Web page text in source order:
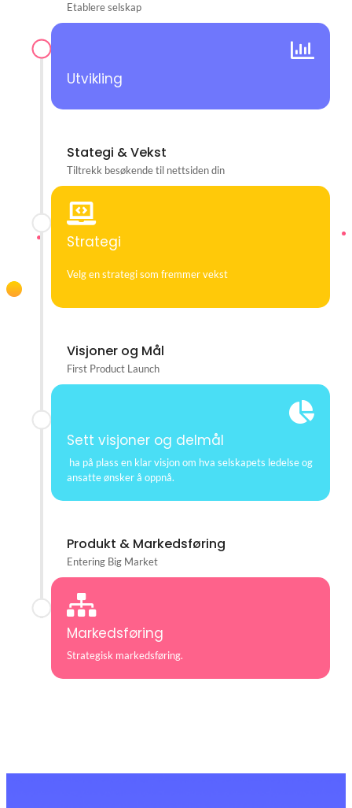
Etablere selskap
Utvikling
Stategi & Vekst
Tiltrekk besøkende til nettsiden din
Strategi
Velg en strategi som fremmer vekst
Visjoner og Mål
First Product Launch
Sett visjoner og delmål
ha på plass en klar visjon om hva selskapets ledelse og
ansatte ønsker å oppnå.
Produkt & Markedsføring
Entering Big Market
Markedsføring
Strategisk markedsføring.